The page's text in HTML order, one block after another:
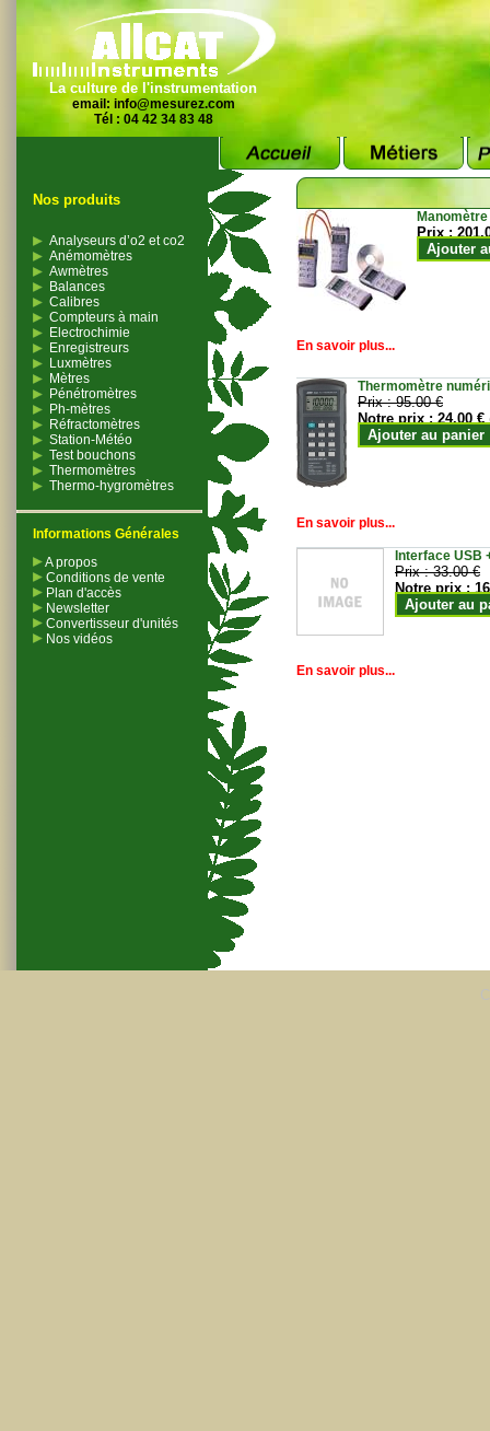
La culture de l'instrumentation
email: info@mesurez.com
Tél : 04 42 34 83 48
Nos produits
Analyseurs d’o2 et co2
Anémomètres
Awmètres
Balances
Calibres
Compteurs à main
Electrochimie
Enregistreurs
Luxmètres
Mètres
Pénétromètres
Ph-mètres
Réfractomètres
Station-Météo
Test bouchons
Thermomètres
Thermo-hygromètres
Informations Générales
A propos
Conditions de vente
Plan d'accès
Newsletter
Convertisseur d'unités
Nos vidéos
Prix :
Ajouter
En savoir plus...
Thermomètre
Prix :95.00 €
Notre prix :24.00 €
Ajouter au panier
En savoir plus...
Interface USB
Prix :33.00 €
Notre prix :
Ajouter au
En savoir plus...